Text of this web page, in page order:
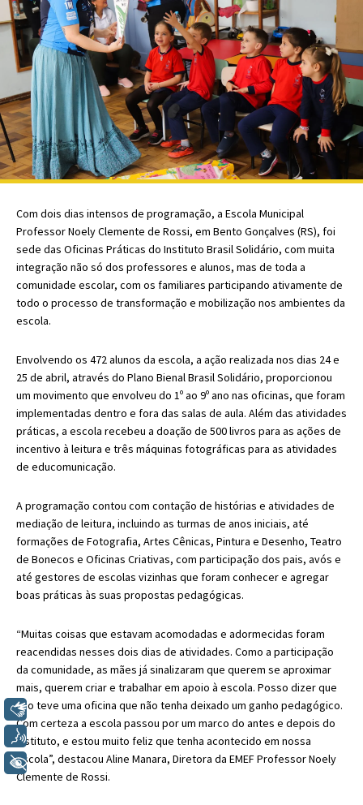
Com dois dias intensos de programação, a Escola Municipal
Professor Noely Clemente de Rossi, em Bento Gonçalves (RS), foi
sede das Oficinas Práticas do Instituto Brasil Solidário, com muita
integração não só dos professores e alunos, mas de toda a
comunidade escolar, com os familiares participando ativamente de
todo o processo de transformação e mobilização nos ambientes da
escola.
Envolvendo os 472 alunos da escola, a ação realizada nos dias 24 e
25 de abril, através do Plano Bienal Brasil Solidário, proporcionou
um movimento que envolveu do 1º ao 9º ano nas oficinas, que foram
implementadas dentro e fora das salas de aula. Além das atividades
práticas, a escola recebeu a doação de 500 livros para as ações de
incentivo à leitura e três máquinas fotográficas para as atividades
de educomunicação.
A programação contou com contação de histórias e atividades de
mediação de leitura, incluindo as turmas de anos iniciais, até
formações de Fotografia, Artes Cênicas, Pintura e Desenho, Teatro
de Bonecos e Oficinas Criativas, com participação dos pais, avós e
até gestores de escolas vizinhas que foram conhecer e agregar
boas práticas às suas propostas pedagógicas.
“Muitas coisas que estavam acomodadas e adormecidas foram
reacendidas nesses dois dias de atividades. Como a participação
da comunidade, as mães já sinalizaram que querem se aproximar
mais, querem criar e trabalhar em apoio à escola. Posso dizer que
não teve uma oficina que não tenha deixado um ganho pedagógico.
Com certeza a escola passou por um marco do antes e depois do
Instituto, e estou muito feliz que tenha acontecido em nossa
escola”, destacou Aline Manara, Diretora da EMEF Professor Noely
Clemente de Rossi.
Libras
Voz
+ Acessibilidade